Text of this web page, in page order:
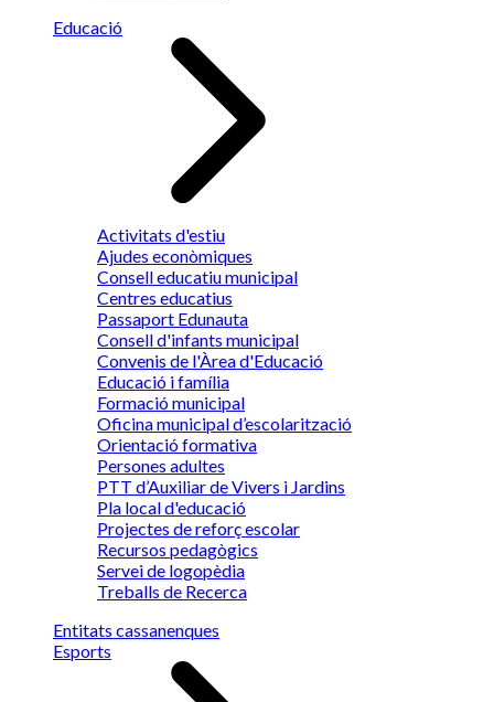
Educació
Activitats d'estiu
Ajudes econòmiques
Consell educatiu municipal
Centres educatius
Passaport Edunauta
Consell d'infants municipal
Convenis de l'Àrea d'Educació
Educació i família
Formació municipal
Oficina municipal d’escolarització
Orientació formativa
Persones adultes
PTT d’Auxiliar de Vivers i Jardins
Pla local d'educació
Projectes de reforç escolar
Recursos pedagògics
Servei de logopèdia
Treballs de Recerca
Entitats cassanenques
Esports